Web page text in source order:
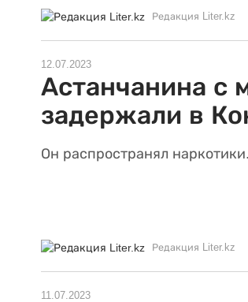
Редакция Liter.kz
12.07.2023
Астанчанина с
задержали в
Он распространял наркотики.
Редакция Liter.kz
11.07.2023